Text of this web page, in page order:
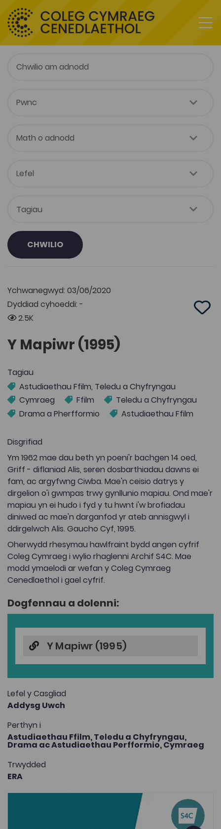
CHWILIO
Ychwanegwyd: 03/06/2020
Dyddiad cyhoeddi: -
2.5K
Add
Y Mapiwr (1995)
Tagiau
Astudiaethau Ffilm, Teledu a Chyfryngau
Cymraeg
Ffilm
Teledu a Chyfryngau
Drama a Pherfformio
Astudiaethau Ffilm
Disgrifiad
Ym 1962 mae dau beth yn poeni'r bachgen 14 oed,
Griff - diflaniad Alis, seren dosbarthiadau dawns ei
fam, ac argyfwng Ciwba. Mae'n ceisio datrys y
dirgelion o'i gwmpas trwy gynllunio mapiau. Ond mae'r
mapiau yn ei hudo i fyd y tu hwnt i'w brofiadau
diniwed ac mae'n darganfod yr ateb annisgwyl i
ddirgelwch Alis. Gaucho Cyf, 1995.
Oherwydd rhesymau hawlfraint bydd angen cyfrif
Coleg Cymraeg i wylio rhaglenni Archif S4C. Mae
modd ymaelodi ar wefan y Coleg Cymraeg
Cenedlaethol i gael cyfrif.
Dogfennau a dolenni:
Y Mapiwr (1995)
Lefel y Casgliad
Addysg Uwch
Perthyn i
Astudiaethau Ffilm, Teledu a Chyfryngau,
Drama ac Astudiaethau Perfformio,Cymraeg
Trwydded
ERA